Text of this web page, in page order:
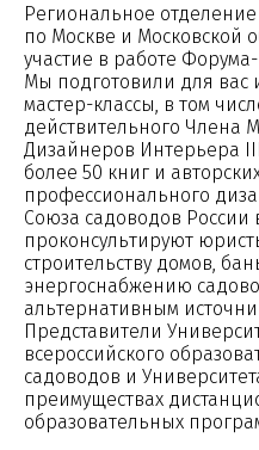
Региональное
по Москве и Московской
участие в работе
Мы подготовили для
мастер-классы, в том
действительного Члена
Дизайнеров Интерьера
более 50 книг и
профессионального
Союза садоводов России
проконсультируют
строительству домов,
энергоснабжению
альтернативным
Представители
всероссийского
садоводов и
преимуществах
образовательных